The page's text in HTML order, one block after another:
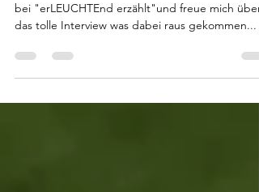
bei "erLEUCHTEnd erzählt"und freue mich über
das tolle Interview was dabei raus gekommen...